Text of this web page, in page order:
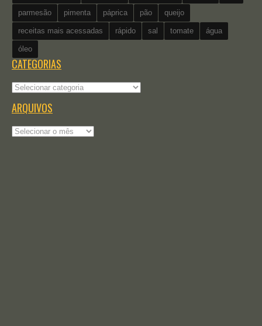
parmesão pimenta páprica pão queijo
receitas mais acessadas rápido sal tomate água
óleo
CATEGORIAS
Categorias
ARQUIVOS
Arquivos